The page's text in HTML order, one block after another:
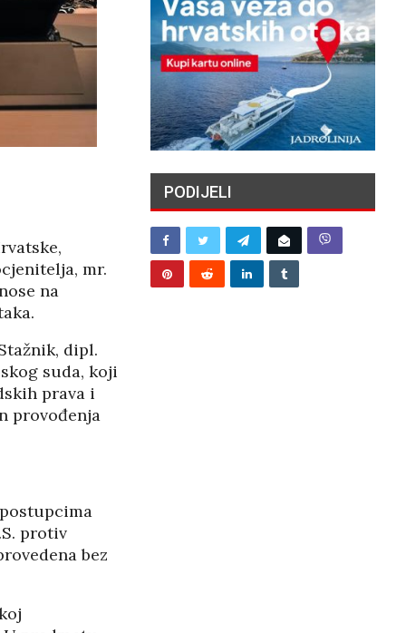
mr.
na
dipl.
suda, koji
prava i
provođenja
protiv
bez
TAJNE DUBINA: ZAŠTO
ORKE NAMJERNO
POTAPAJU JEDRILICE?
04/08/2026
PREDSJEDNIK RH
PATNJA
PODIJELI